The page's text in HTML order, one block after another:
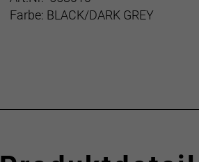
Farbe: BLACK/DARK GREY